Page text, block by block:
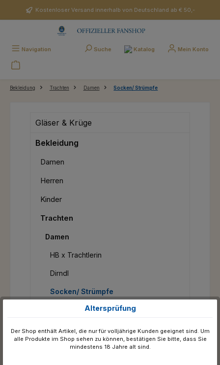
Zum Hauptinhalt springenKostenloser Versand innerhalb von Deutschland ab € 50,-
Navigation Suche Katalog Mein Konto
Bekleidung Trachten Damen Socken/ Strümpfe
Gläser & Krüge
Bekleidung
Damen
Herren
Kinder
Trachten
Damen
HB x Trachtlerin
Dirndl
Socken/ Strümpfe
Trachtenaccessoires
Caps & Mützen
Altersprüfung
Der Shop enthält Artikel, die nur für volljährige Kunden geeignet sind. Um
alle Produkte im Shop sehen zu können, bestätigen Sie bitte, dass Sie
mindestens 18 Jahre alt sind.